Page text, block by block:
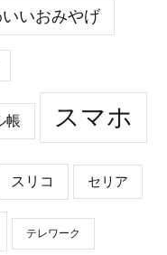
いおみやげ
帳
スマホ
スリコ セリア
テレワーク